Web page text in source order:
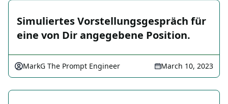
Simuliertes Vorstellungsgespräch für
eine von Dir angegebene Position.
MarkG The Prompt Engineer March 10, 2023